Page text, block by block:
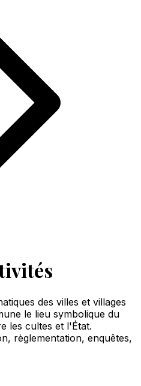
des villes et villages
le lieu symbolique du
les cultes et l'État.
règlementation, enquêtes,